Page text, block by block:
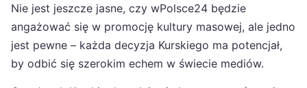
Nie jest jeszcze jasne, czy wPolsce24 będzie
angażować się w promocję kultury masowej, ale jedno
jest pewne – każda decyzja Kurskiego ma potencjał,
by odbić się szerokim echem w świecie mediów.